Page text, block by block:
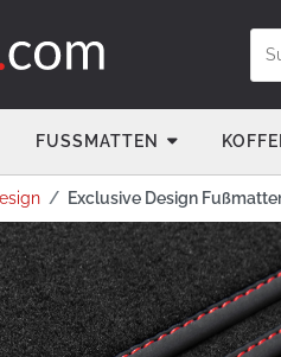
FUSSMATTEN
Exclusive Design